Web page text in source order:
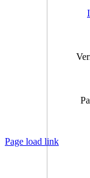
Page load link